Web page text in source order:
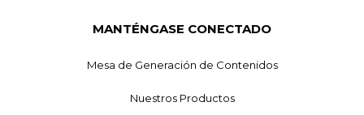
MANTÉNGASE CONECTADO
Mesa de Generación de Contenidos
Nuestros Productos